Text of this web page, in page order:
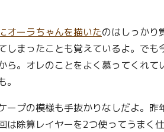
オーラちゃんを描いたのはしっかり
しまったことも覚えているよ。で
ら。オレのことをよく慕ってくれて
ープの模様も手抜かりなしだよ。
は除算レイヤーを2つ使ってうまく